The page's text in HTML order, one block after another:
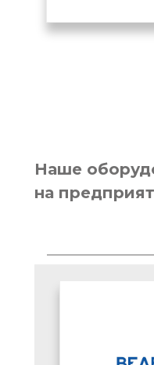
Наше
на